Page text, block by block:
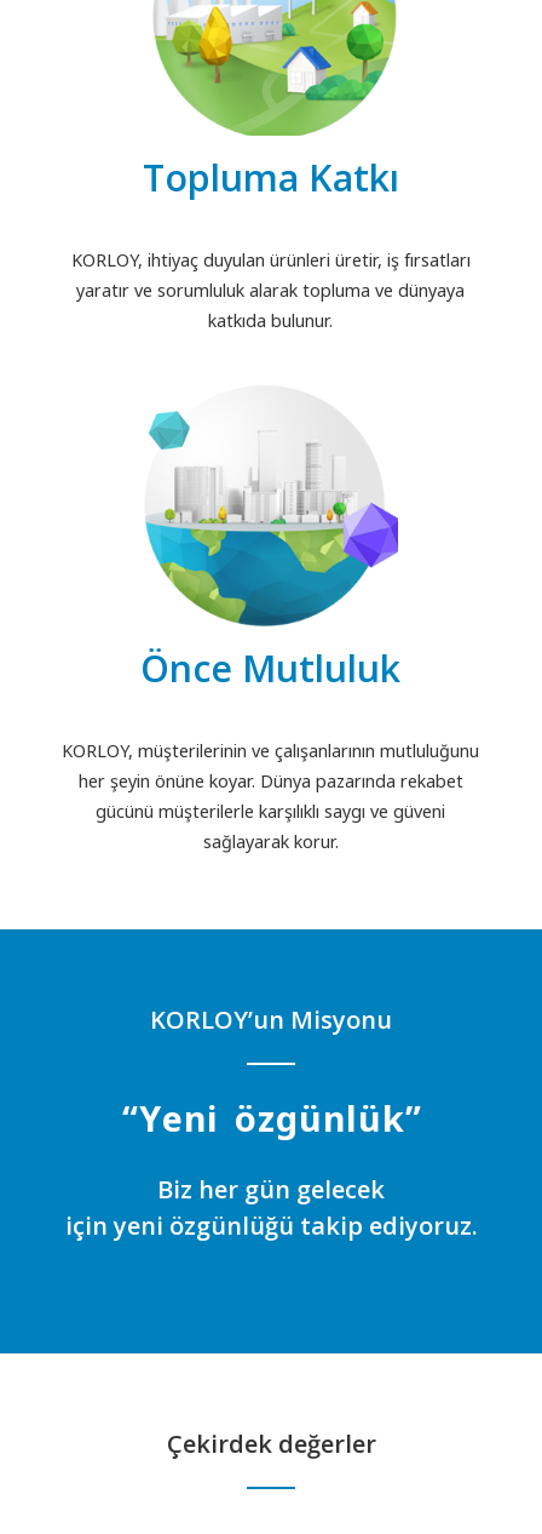
Topluma Katkı
KORLOY, ihtiyaç duyulan ürünleri üretir, iş fırsatları
yaratır ve sorumluluk alarak topluma ve dünyaya
katkıda bulunur.
Önce Mutluluk
KORLOY, müşterilerinin ve çalışanlarının mutluluğunu
her şeyin önüne koyar. Dünya pazarında rekabet
gücünü müşterilerle karşılıklı saygı ve güveni
sağlayarak korur.
KORLOY’un Misyonu
“Yeni özgünlük”
Biz her gün gelecek
için yeni özgünlüğü takip ediyoruz.
Çekirdek değerler